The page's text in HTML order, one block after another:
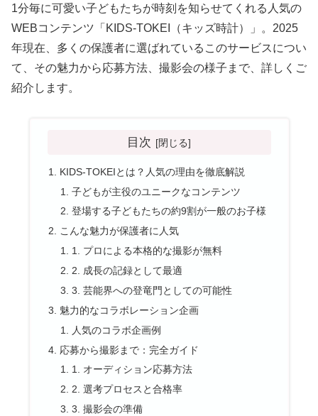
1分毎に可愛い子どもたちが時刻を知らせてくれる人気の
WEBコンテンツ「KIDS-TOKEI（キッズ時計）」。2025
年現在、多くの保護者に選ばれているこのサービスについ
て、その魅力から応募方法、撮影会の様子まで、詳しくご
紹介します。
目次
KIDS-TOKEIとは？人気の理由を徹底解説
子どもが主役のユニークなコンテンツ
登場する子どもたちの約9割が一般のお子様
こんな魅力が保護者に人気
1. プロによる本格的な撮影が無料
2. 成長の記録として最適
3. 芸能界への登竜門としての可能性
魅力的なコラボレーション企画
人気のコラボ企画例
応募から撮影まで：完全ガイド
1. オーディション応募方法
2. 選考プロセスと合格率
3. 撮影会の準備